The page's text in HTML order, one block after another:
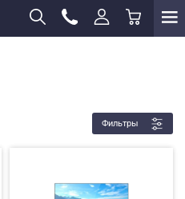
Фильтры